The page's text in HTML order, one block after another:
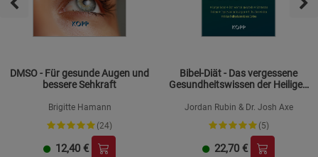
DMSO - Für gesunde Augen und
bessere Sehkraft
Brigitte Hamann
(24)
12,40 €
Bibel-Diät - Das vergessene
Gesundheitswissen der Heiligen
Jordan Rubin & Dr. Josh Axe
(5)
22,70 €